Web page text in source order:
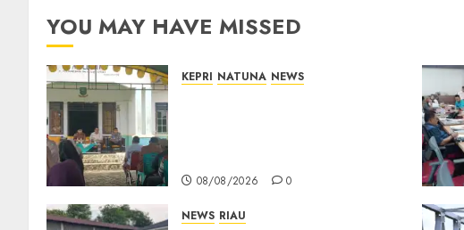
YOU MAY HAVE MISSED
KEPRI NATUNA NEWS
08/08/2026 0
NEWS RIAU